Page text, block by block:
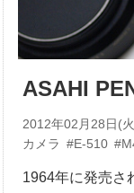
ASAHI
2012年02月28日(
カメラ #E-510
1964年に発売さ